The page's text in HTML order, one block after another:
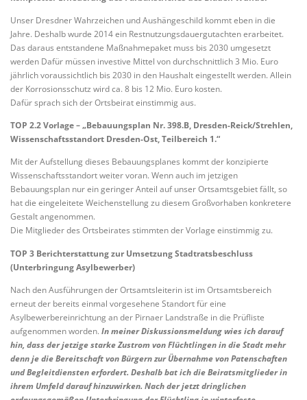
Unser Dresdner Wahrzeichen und Aushängeschild kommt eben in die
Jahre. Deshalb wurde 2014 ein Restnutzungsdauergutachten erarbeitet.
Das daraus entstandene Maßnahmepaket muss bis 2030 umgesetzt
werden Dafür müssen investive Mittel von durchschnittlich 3 Mio. Euro
jährlich voraussichtlich bis 2030 in den Haushalt eingestellt werden. Allein
der Korrosionsschutz wird ca. 8 bis 12 Mio. Euro kosten.
Dafür sprach sich der Ortsbeirat einstimmig aus.
TOP 2.2 Vorlage – „Bebauungsplan Nr. 398.B, Dresden-Reick/Strehlen,
Wissenschaftsstandort Dresden-Ost, Teilbereich 1.“
Mit der Aufstellung dieses Bebauungsplanes kommt der konzipierte
Wissenschaftsstandort weiter voran. Wenn auch im jetzigen
Bebauungsplan nur ein geringer Anteil auf unser Ortsamtsgebiet fällt, so
hat die eingeleitete Weichenstellung zu diesem Großvorhaben konkretere
Gestalt angenommen.
Die Mitglieder des Ortsbeirates stimmten der Vorlage einstimmig zu.
TOP 3 Berichterstattung zur Umsetzung Stadtratsbeschluss
(Unterbringung Asylbewerber)
Nach den Ausführungen der Ortsamtsleiterin ist im Ortsamtsbereich
erneut der bereits einmal vorgesehene Standort für eine
Asylbewerbereinrichtung an der Pirnaer Landstraße in die Prüfliste
aufgenommen worden. In meiner Diskussionsmeldung wies ich darauf
hin, dass der jetzige starke Zustrom von Flüchtlingen in die Stadt mehr
denn je die Bereitschaft von Bürgern zur Übernahme von Patenschaften
und Begleitdiensten erfordert. Deshalb bat ich die Beiratsmitglieder in
ihrem Umfeld darauf hinzuwirken. Nach der jetzt dringlichen